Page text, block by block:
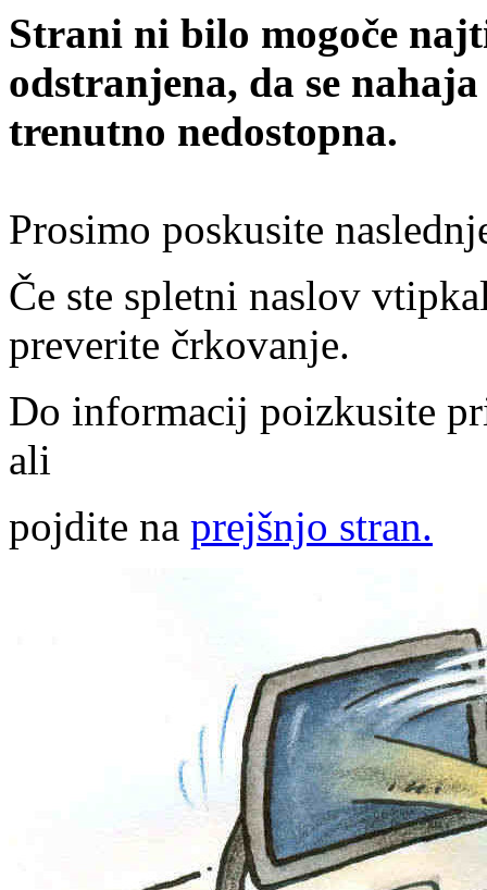
Strani ni bilo mogoče
odstranjena, da se
trenutno nedostopna.
Prosimo poskusite
Če ste spletni naslov
preverite črkovanje.
Do informacij poizkusite
ali
pojdite na prejšnjo stran.